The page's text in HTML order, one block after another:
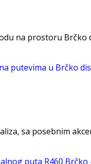
na prostoru
sa posebnim